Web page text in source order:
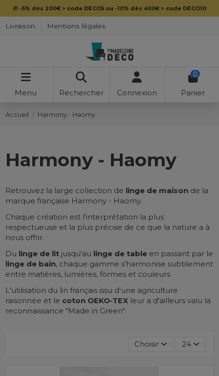
💳 Payez en 4x sans frais avec Paypal
Livraison Mentions légales
Menu Rechercher Connexion
0
Panier
Accueil Harmony - Haomy
Harmony - Haomy
Retrouvez la large collection de linge de maison de la
marque française Harmony - Haomy.
Chaque création est l'interprétation la plus
respectueuse et la plus précise de ce que la nature a à
nous offrir.
Du linge de lit jusqu'au linge de table en passant par le
linge de bain, chaque gamme s'harmonise subtilement
entre matières, lumières, formes et couleurs.
L'utilisation du lin français issu d'une agriculture
raisonnée et le coton OEKO-TEX leur a d'ailleurs valu la
reconnaissance "Made in Green"
Choisir 24